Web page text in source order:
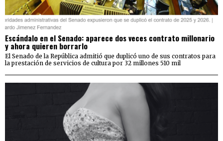
Escándalo en el Senado: aparece dos veces contrato millonario
y ahora quieren borrarlo
El Senado de la República admitió que duplicó uno de sus contratos para
la prestación de servicios de cultura por 32 millones 510 mil